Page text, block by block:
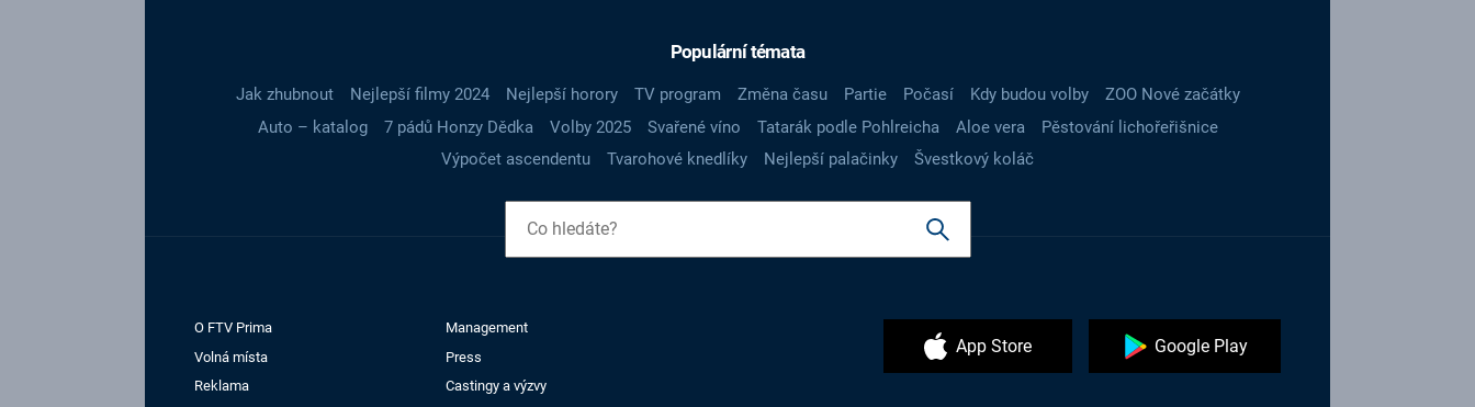
Populární témata
Jak zhubnout Nejlepší filmy 2024 Nejlepší horory TV program Změna času Partie Počasí Kdy budou volby
ZOO Nové začátky
Auto – katalog
7 pádů Honzy Dědka Volby 2025 Svařené víno Tatarák podle Pohlreicha Aloe vera
Pěstování lichořeřišnice
Výpočet ascendentu
Tvarohové knedlíky Nejlepší palačinky Švestkový koláč
O FTV Prima
Management
Volná místa
Press
Reklama
Castingy a výzvy
App Store Google Play